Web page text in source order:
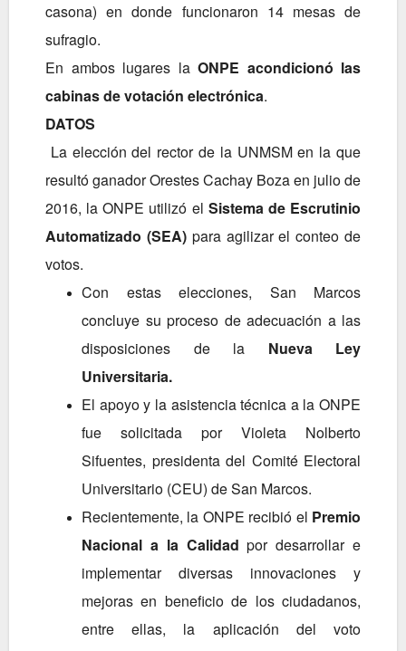
casona) en donde funcionaron 14 mesas de
sufragio.
En ambos lugares la ONPE acondicionó las
cabinas de votación electrónica.
DATOS
La elección del rector de la UNMSM en la que
resultó ganador Orestes Cachay Boza en julio de
2016, la ONPE utilizó el Sistema de Escrutinio
Automatizado (SEA)para agilizar el conteo de
votos.
Con estas elecciones, San Marcos
concluye su proceso de adecuación a las
disposiciones de la Nueva Ley
Universitaria.
El apoyo y la asistencia técnica a la ONPE
fue solicitada por Violeta Nolberto
Sifuentes, presidenta del Comité Electoral
Universitario (CEU) de San Marcos.
Recientemente, la ONPE recibió el Premio
Nacional a la Calidadpor desarrollar e
implementar diversas innovaciones y
mejoras en beneficio de los ciudadanos,
entre ellas, la aplicación del voto